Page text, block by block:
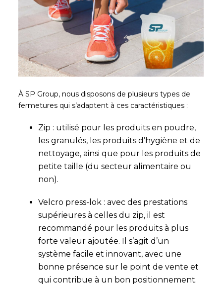
À SP Group, nous disposons de plusieurs types de
fermetures qui s’adaptent à ces caractéristiques :
Zip : utilisé pour les produits en poudre,
les granulés, les produits d’hygiène et de
nettoyage, ainsi que pour les produits de
petite taille (du secteur alimentaire ou
non).
Velcro press-lok : avec des prestations
supérieures à celles du zip, il est
recommandé pour les produits à plus
forte valeur ajoutée. Il s’agit d’un
système facile et innovant, avec une
bonne présence sur le point de vente et
qui contribue à un bon positionnement.